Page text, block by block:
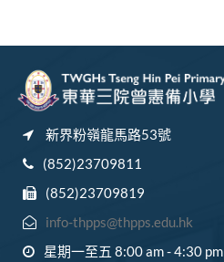
新界粉嶺龍馬路53號
(852)23709811
(852)23709819
info-thpps@thpps.edu.hk
星期一至五 8:00 am - 4:30 pm